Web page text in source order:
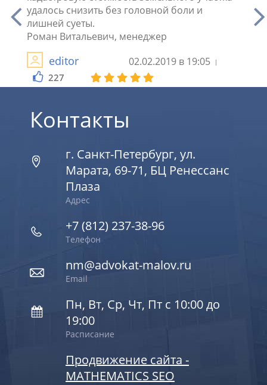
удалось снизить без головной боли и
лишней суеты.
Роман Витальевич, менеджер
editor 02.02.2019 в 19:05
227
Контакты
г. Санкт-Петербург, ул.
Марата, 69-71, БЦ Ренессанс
Плаза
Адрес
+7 (812) 237-38-96
Телефон
nm@advokat-malov.ru
Email
Пн, Вт, Ср, Чт, Пт с 10:00 до
19:00
Расписание
Продвижение сайта -
MATHEMATICS SEO